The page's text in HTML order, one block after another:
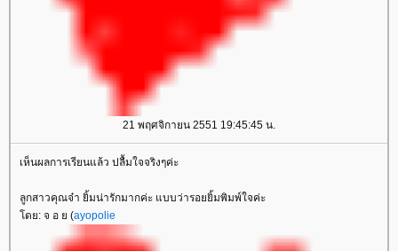
21 พฤศจิกายน 2551 19:45:45 น.
เห็นผลการเรียนแล้ว ปลื้มใจจริงๆค่ะ
ลูกสาวคุณจ๋า ยิ้มน่ารักมากค่ะ แบบว่ารอยยิ้มพิมพ์ใจค่ะ
โดย: จ อ ย (ayopolie